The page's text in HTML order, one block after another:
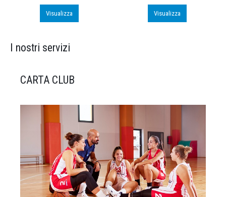
Visualizza Visualizza
I nostri servizi
CARTA CLUB